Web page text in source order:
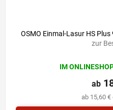
OSMO Einmal-Lasur HS
zur
IM
ab 15,60
ab